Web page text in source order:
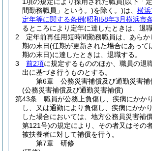
間勤務職員」という。)を除く。)は、 横
定年等に関する条例(昭和58年3月横浜市
るところにより定年に達したときは、退職
2
定年前再任用短時間勤務職員は、あら
期の末日(任期が更新された場合にあって
期の末日)に達したときは、退職する。
3
前2項に規定するもののほか、職員の退
出に基づき行うものとする。
第6章
公務災害補償及び通勤災害補
(公務災害補償及び通勤災害補償)
第43条
職員が公務上負傷し、疾病にかか
し、又は通勤により負傷し、疾病にかか
した場合においては、地方公務員災害補
第121号)の規定により、その者又はその
被扶養者に対して補償を行う。
第7章
研修